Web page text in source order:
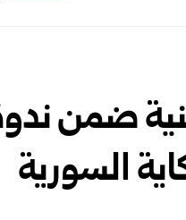
ضمن
السورية